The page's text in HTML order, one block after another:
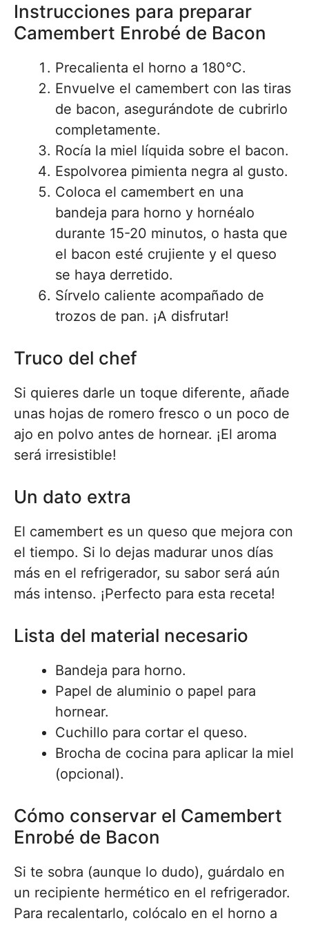
Instrucciones para preparar
Camembert Enrobé de Bacon
Precalienta el horno a 180°C.
Envuelve el camembert con las tiras
de bacon, asegurándote de cubrirlo
completamente.
Rocía la miel líquida sobre el bacon.
Espolvorea pimienta negra al gusto.
Coloca el camembert en una
bandeja para horno y hornéalo
durante 15-20 minutos, o hasta que
el bacon esté crujiente y el queso
se haya derretido.
Sírvelo caliente acompañado de
trozos de pan. ¡A disfrutar!
Truco del chef
Si quieres darle un toque diferente, añade
unas hojas de romero fresco o un poco de
ajo en polvo antes de hornear. ¡El aroma
será irresistible!
Un dato extra
El camembert es un queso que mejora con
el tiempo. Si lo dejas madurar unos días
más en el refrigerador, su sabor será aún
más intenso. ¡Perfecto para esta receta!
Lista del material necesario
Bandeja para horno.
Papel de aluminio o papel para
hornear.
Cuchillo para cortar el queso.
Brocha de cocina para aplicar la miel
(opcional).
Cómo conservar el Camembert
Enrobé de Bacon
Si te sobra (aunque lo dudo), guárdalo en
un recipiente hermético en el refrigerador.
Para recalentarlo, colócalo en el horno a